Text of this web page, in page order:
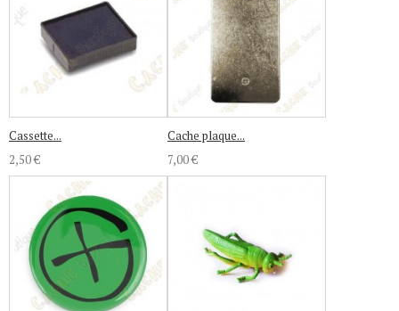
Cassette...
2,50 €
Cache plaque...
7,00 €